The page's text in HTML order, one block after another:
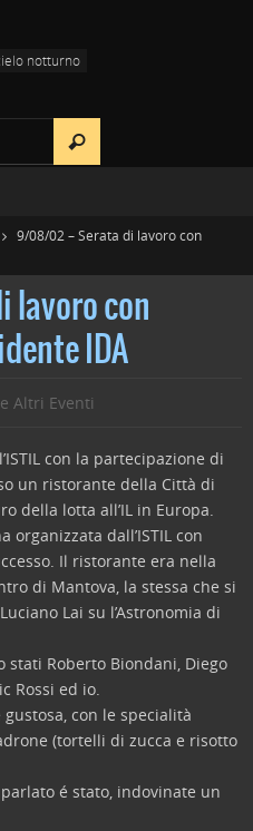
notturno
9/08/02 – Serata di lavoro con
lavoro con
IDA
Altri Eventi
con la partecipazione di
un ristorante della Città di
della lotta all’IL in Europa.
organizzata dall’ISTIL con
Il ristorante era nella
di Mantova, la stessa che si
Lai su l’Astronomia di
stati Roberto Biondani, Diego
Rossi ed io.
con le specialità
(tortelli di zucca e risotto
é stato, indovinate un